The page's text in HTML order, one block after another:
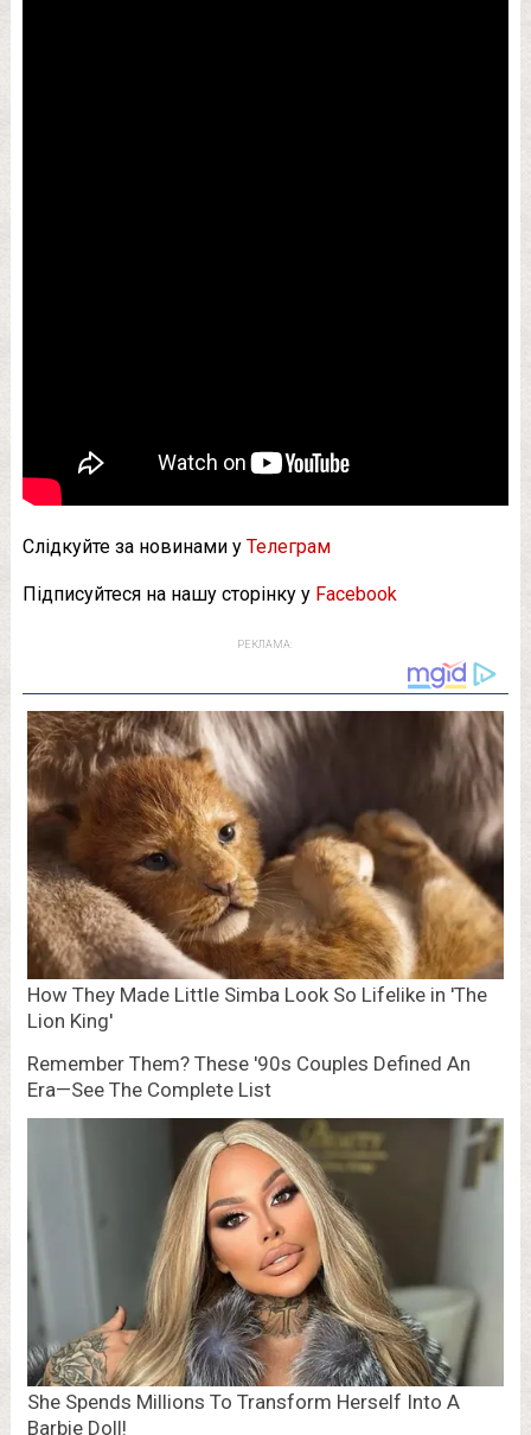
Слідкуйте за новинами у Телеграм
Підписуйтеся на нашу сторінку у Facebook
РЕКЛАМА: